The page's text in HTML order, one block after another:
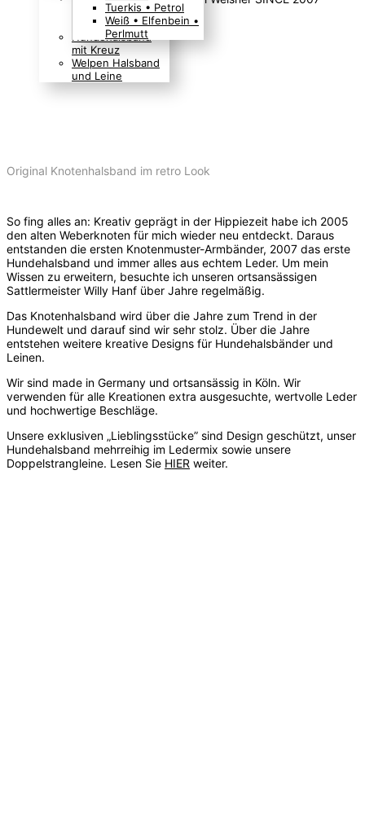
Boho Indianer
Hippie Look
Hundehalsband
mit Kreuz
Welpen Halsband
und Leine
Tuerkis • Petrol
Weiß • Elfenbein •
Perlmutt
Original Knotenhalsband im retro Look
So fing alles an: Kreativ geprägt in der Hippiezeit habe ich 2005
den alten Weberknoten für mich wieder neu entdeckt. Daraus
entstanden die ersten Knotenmuster-Armbänder, 2007 das erste
Hundehalsband und immer alles aus echtem Leder. Um mein
Wissen zu erweitern, besuchte ich unseren ortsansässigen
Sattlermeister Willy Hanf über Jahre regelmäßig.
Das Knotenhalsband wird über die Jahre zum Trend in der
Hundewelt und darauf sind wir sehr stolz. Über die Jahre
entstehen weitere kreative Designs für Hundehalsbänder und
Leinen.
Wir sind made in Germany und ortsansässig in Köln. Wir
verwenden für alle Kreationen extra ausgesuchte, wertvolle Leder
und hochwertige Beschläge.
Unsere exklusiven „Lieblingsstücke” sind Design geschützt, unser
Hundehalsband mehrreihig im Ledermix sowie unsere
Doppelstrangleine. Lesen Sie HIER weiter.